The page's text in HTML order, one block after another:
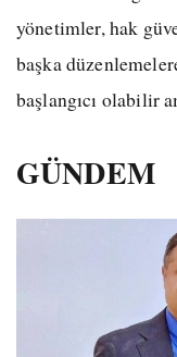
yönetimler, hak
başka
başlangıcı olabilir
GÜNDEM